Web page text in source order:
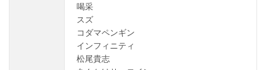
喝采
スズ
コダマペンギン
インフィニティ
松尾貴志